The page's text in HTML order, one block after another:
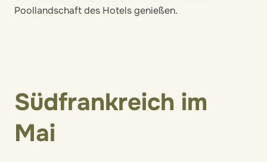
Poollandschaft des Hotels genießen.
Südfrankreich im
Mai